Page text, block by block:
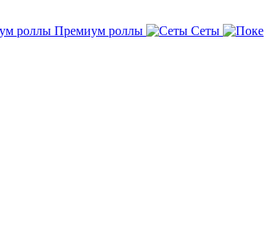
Премиум роллы
Сеты